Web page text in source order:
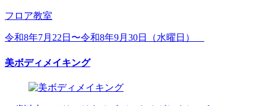
フロア教室
令和8年7月22日〜令和8年9月30日（水曜日）
美ボディメイキング